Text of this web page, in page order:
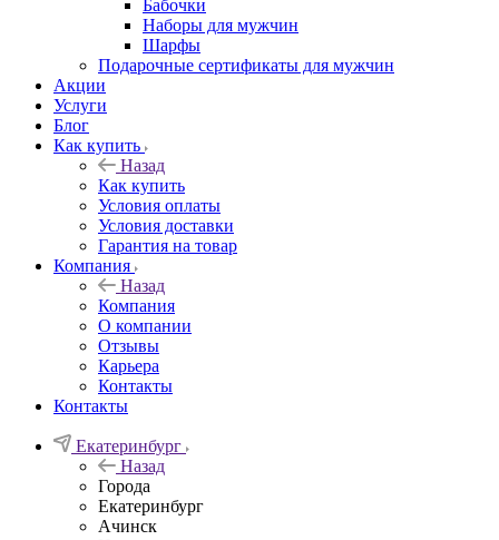
Бабочки
Наборы для мужчин
Шарфы
Подарочные сертификаты для мужчин
Акции
Услуги
Блог
Как купить
Назад
Как купить
Условия оплаты
Условия доставки
Гарантия на товар
Компания
Назад
Компания
О компании
Отзывы
Карьера
Контакты
Контакты
Екатеринбург
Назад
Города
Екатеринбург
Ачинск